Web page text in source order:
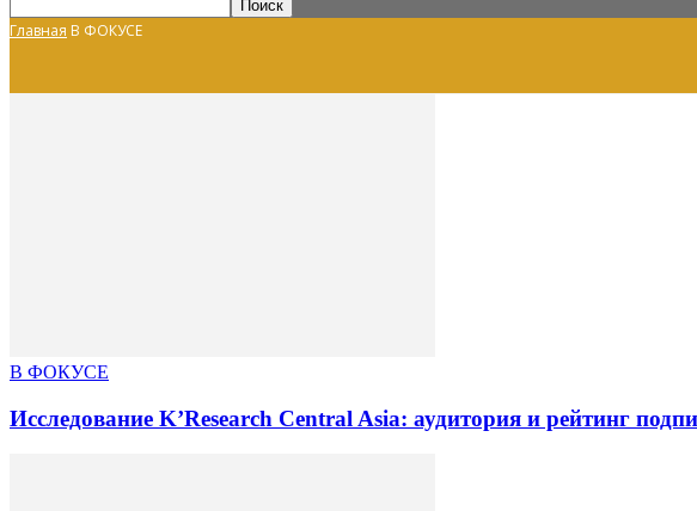
Главная В ФОКУСЕ
В ФОКУСЕ
Исследование K’Research Central Asia: аудитория и рейтинг